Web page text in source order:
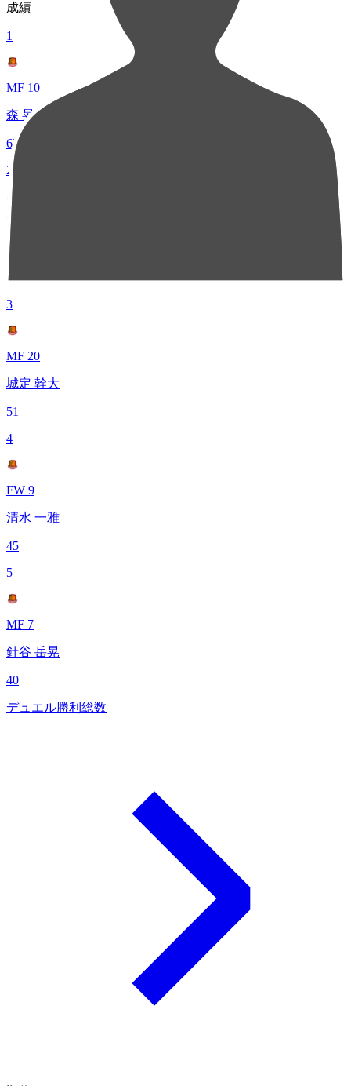
成績
1
MF 10
森 晃太
63
2
MF 30
狩野 海晟
54
3
MF 20
城定 幹大
51
4
FW 9
清水 一雅
45
5
MF 7
針谷 岳晃
40
デュエル勝利総数